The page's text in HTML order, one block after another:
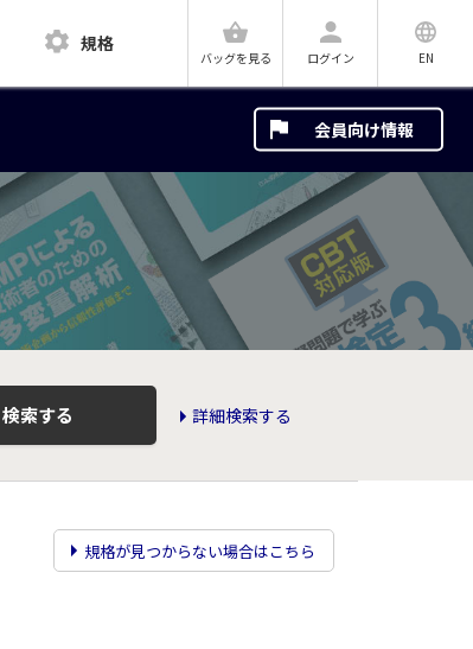
規格
バッグを見る ログイン EN
会員向け情報
検索する 詳細検索する
規格が見つからない場合はこちら